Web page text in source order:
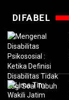
DIFABEL